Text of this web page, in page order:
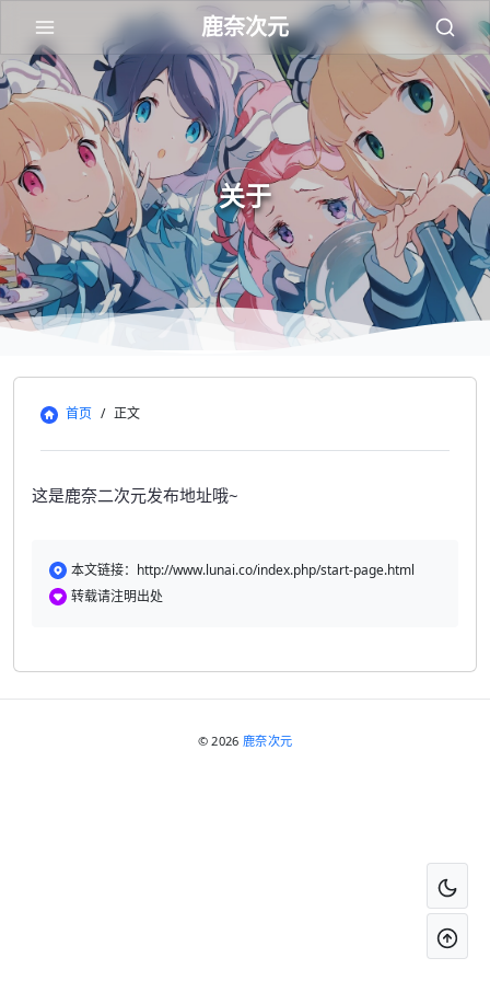
鹿奈次元
关于
首页 / 正文
这是鹿奈二次元发布地址哦~
本文链接：http://www.lunai.co/index.php/start-page.html
转载请注明出处
© 2026 鹿奈次元